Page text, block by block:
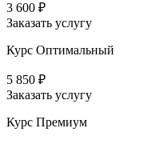
3 600 ₽
Заказать услугу
Курс Оптимальный
5 850 ₽
Заказать услугу
Курс Премиум